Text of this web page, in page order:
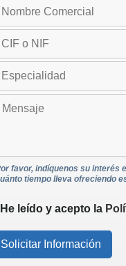
favor, indíquenos su interés
tiempo lleva ofreciendo
He leído y acepto la
Solicitar Información